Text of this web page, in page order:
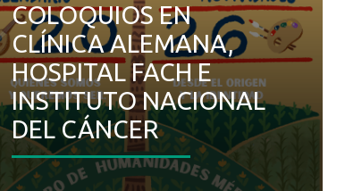
COLOQUIOS EN
CLÍNICA ALEMANA,
HOSPITAL FACH E
INSTITUTO NACIONAL
DEL CÁNCER